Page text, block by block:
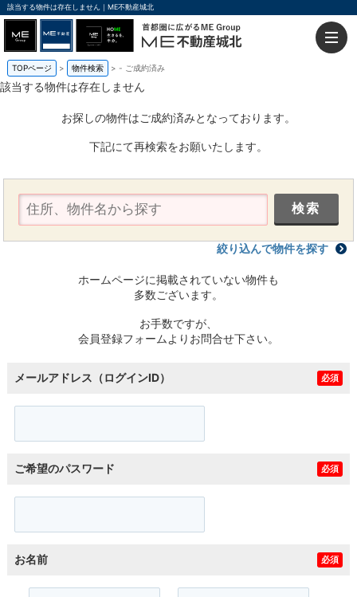
該当する物件は存在しません｜ME不動産城北
TOPページ 物件検索 - ご成約済み
該当する物件は存在しません
お探しの物件はご成約済みとなっております。
下記にて再検索をお願いたします。
絞り込んで物件を探す
ホームページに掲載されていない物件も
多数ございます。
お手数ですが、
会員登録フォームよりお問合せ下さい。
メールアドレス（ログインID） 必須
ご希望のパスワード 必須
お名前 必須